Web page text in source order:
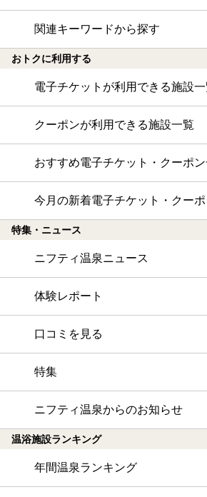
関連キーワードから探す
おトクに利用する
電子チケットが利用できる施設一
クーポンが利用できる施設一覧
おすすめ電子チケット・クーポ
今月の新着電子チケット・クー
特集・ニュース
ニフティ温泉ニュース
体験レポート
口コミを見る
特集
ニフティ温泉からのお知らせ
温浴施設ランキング
年間温泉ランキング